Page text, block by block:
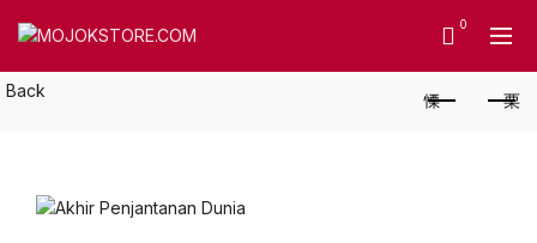
0
Back